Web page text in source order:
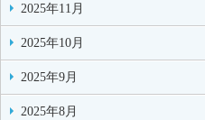
2025年11月
2025年10月
2025年9月
2025年8月